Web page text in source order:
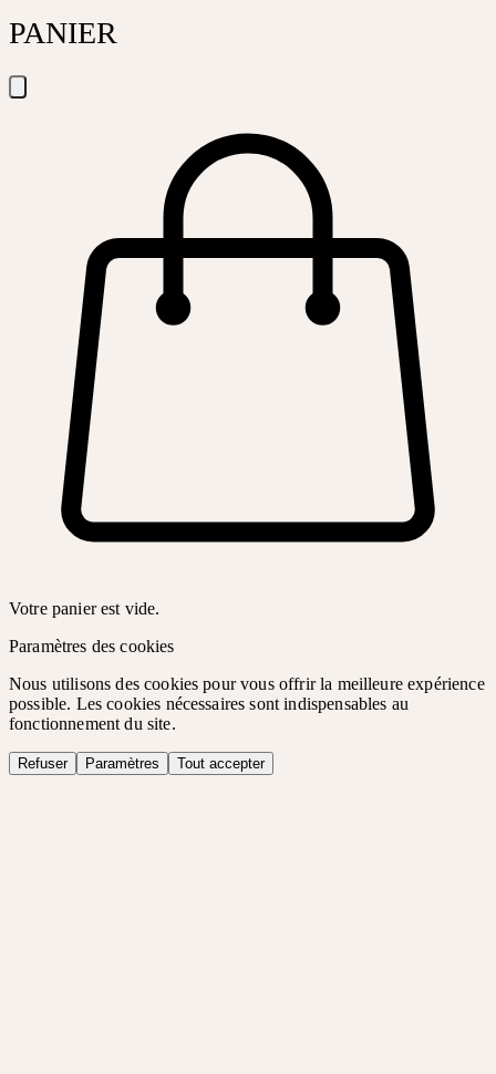
PANIER
Votre panier est vide.
Paramètres des cookies
Nous utilisons des cookies pour vous offrir la meilleure expérience
possible. Les cookies nécessaires sont indispensables au
fonctionnement du site.
Refuser Paramètres Tout accepter